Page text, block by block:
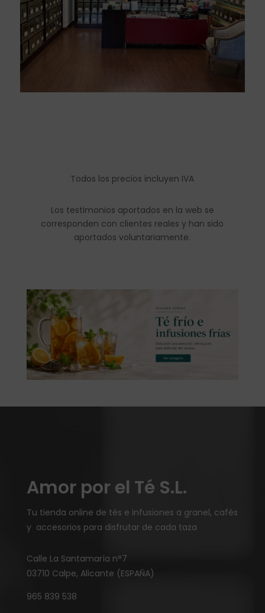
Todos los precios incluyen IVA
Los testimonios aportados en la web se
corresponden con clientes reales y han sido
aportados voluntariamente.
Amor por el Té S.L.
Tu tienda online de tés e infusiones a granel, cafés
y accesorios para disfrutar de cada taza
Calle La Santamaría n°7
03710 Calpe, Alicante (ESPAÑA)
965 839 538